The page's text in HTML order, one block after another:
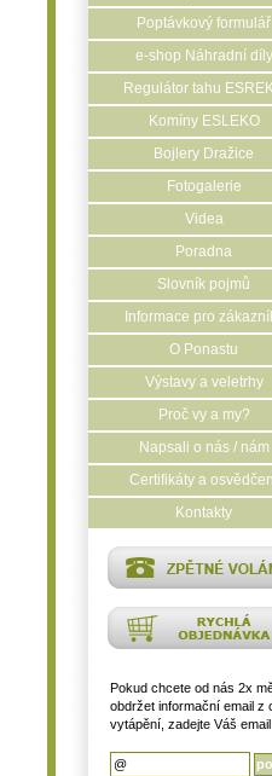
Poptávkový formulář
e-shop Náhradní díly
Regulátor tahu
Komíny ESLEKO
Bojlery Dražice
Fotogalerie
Videa
Poradna
Slovník pojmů
Informace pro
O Ponastu
Výstavy a veletrhy
Proč vy a my?
Napsali o nás / nám
Certifikáty a
Kontakty
Pokud chcete od nás 2x
obdržet informační email z
vytápění, zadejte Váš email